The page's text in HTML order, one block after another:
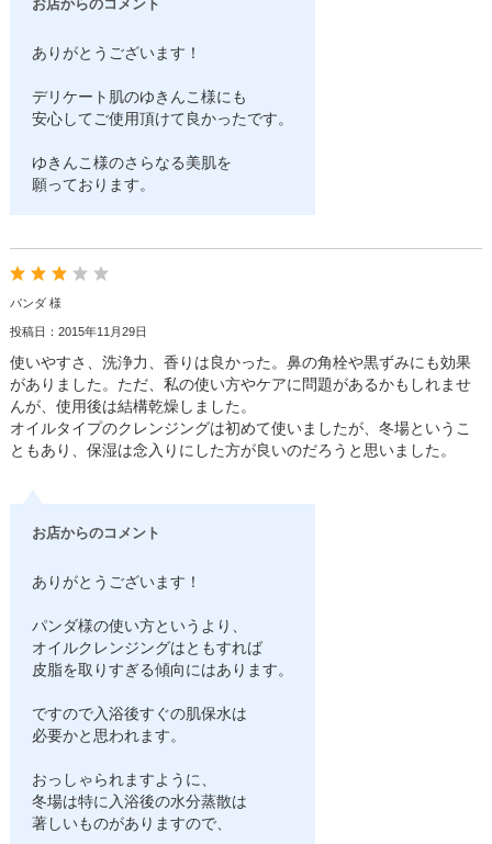
お店からのコメント
ありがとうございます！
デリケート肌のゆきんこ様にも
安心してご使用頂けて良かったです。
ゆきんこ様のさらなる美肌を
願っております。
パンダ 様
投稿日：2015年11月29日
使いやすさ、洗浄力、香りは良かった。鼻の角栓や黒ずみにも効果
がありました。ただ、私の使い方やケアに問題があるかもしれませ
んが、使用後は結構乾燥しました。
オイルタイプのクレンジングは初めて使いましたが、冬場というこ
ともあり、保湿は念入りにした方が良いのだろうと思いました。
お店からのコメント
ありがとうございます！
パンダ様の使い方というより、
オイルクレンジングはともすれば
皮脂を取りすぎる傾向にはあります。
ですので入浴後すぐの肌保水は
必要かと思われます。
おっしゃられますように、
冬場は特に入浴後の水分蒸散は
著しいものがありますので、